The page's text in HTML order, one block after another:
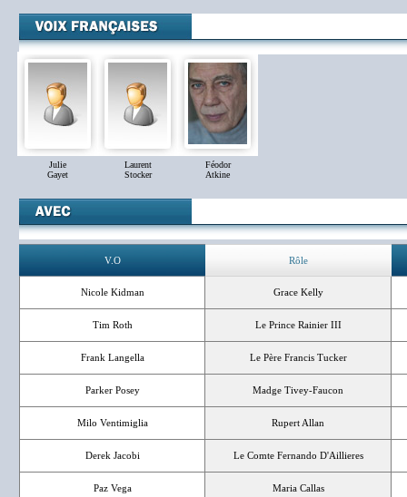
Julie
Gayet
Laurent
Stocker
Féodor
Atkine
V.O Rôle
Nicole Kidman Grace Kelly
Tim Roth Le Prince Rainier III
Frank Langella Le Père Francis Tucker
Parker Posey Madge Tivey-Faucon
Milo Ventimiglia Rupert Allan
Derek Jacobi Le Comte Fernando D'Aillieres
Paz Vega Maria Callas